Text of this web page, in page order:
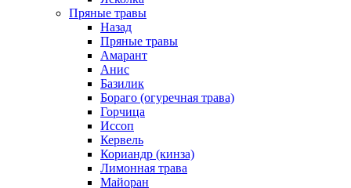
Пряные травы
Назад
Пряные травы
Амарант
Анис
Базилик
Бораго (огуречная трава)
Горчица
Иссоп
Кервель
Кориандр (кинза)
Лимонная трава
Майоран